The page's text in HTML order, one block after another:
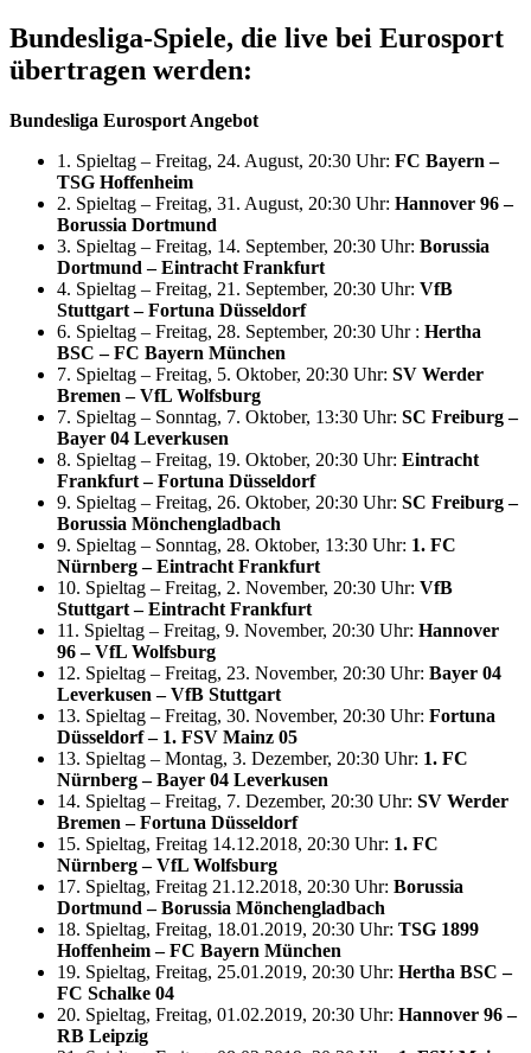
Bundesliga-Spiele, die live bei Eurosport
übertragen werden:
Bundesliga Eurosport Angebot
1. Spieltag – Freitag, 24. August, 20:30 Uhr: FC Bayern –
TSG Hoffenheim
2. Spieltag – Freitag, 31. August, 20:30 Uhr: Hannover 96 –
Borussia Dortmund
3. Spieltag – Freitag, 14. September, 20:30 Uhr: Borussia
Dortmund – Eintracht Frankfurt
4. Spieltag – Freitag, 21. September, 20:30 Uhr: VfB
Stuttgart – Fortuna Düsseldorf
6. Spieltag – Freitag, 28. September, 20:30 Uhr : Hertha
BSC – FC Bayern München
7. Spieltag – Freitag, 5. Oktober, 20:30 Uhr: SV Werder
Bremen – VfL Wolfsburg
7. Spieltag – Sonntag, 7. Oktober, 13:30 Uhr: SC Freiburg –
Bayer 04 Leverkusen
8. Spieltag – Freitag, 19. Oktober, 20:30 Uhr: Eintracht
Frankfurt – Fortuna Düsseldorf
9. Spieltag – Freitag, 26. Oktober, 20:30 Uhr: SC Freiburg –
Borussia Mönchengladbach
9. Spieltag – Sonntag, 28. Oktober, 13:30 Uhr: 1. FC
Nürnberg – Eintracht Frankfurt
10. Spieltag – Freitag, 2. November, 20:30 Uhr: VfB
Stuttgart – Eintracht Frankfurt
11. Spieltag – Freitag, 9. November, 20:30 Uhr: Hannover
96 – VfL Wolfsburg
12. Spieltag – Freitag, 23. November, 20:30 Uhr: Bayer 04
Leverkusen – VfB Stuttgart
13. Spieltag – Freitag, 30. November, 20:30 Uhr: Fortuna
Düsseldorf – 1. FSV Mainz 05
13. Spieltag – Montag, 3. Dezember, 20:30 Uhr: 1. FC
Nürnberg – Bayer 04 Leverkusen
14. Spieltag – Freitag, 7. Dezember, 20:30 Uhr: SV Werder
Bremen – Fortuna Düsseldorf
15. Spieltag, Freitag 14.12.2018, 20:30 Uhr: 1. FC
Nürnberg – VfL Wolfsburg
17. Spieltag, Freitag 21.12.2018, 20:30 Uhr: Borussia
Dortmund – Borussia Mönchengladbach
18. Spieltag, Freitag, 18.01.2019, 20:30 Uhr: TSG 1899
Hoffenheim – FC Bayern München
19. Spieltag, Freitag, 25.01.2019, 20:30 Uhr: Hertha BSC –
FC Schalke 04
20. Spieltag, Freitag, 01.02.2019, 20:30 Uhr: Hannover 96 –
RB Leipzig